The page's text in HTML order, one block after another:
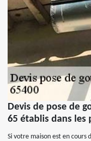
Devis de pose de
65 établis dans les
Si votre maison est en cours